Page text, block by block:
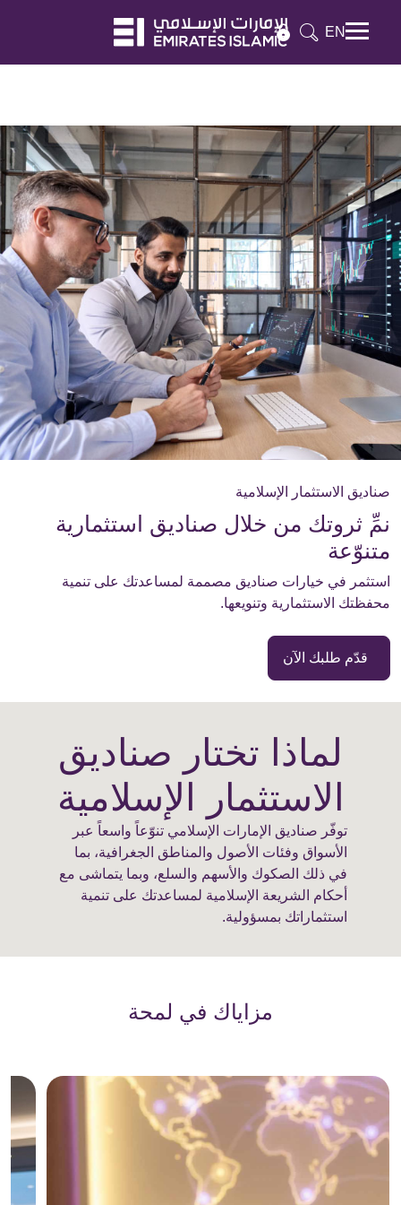
Mobile menu
EN
صناديق الاستثمار الإسلامية
نمِّ ثروتك من خلال صناديق استثمارية
متنوّعة
استثمر في خيارات صناديق مصممة لمساعدتك على تنمية
محفظتك الاستثمارية وتنويعها.
قدّم طلبك الآن
لماذا تختار صناديق
الاستثمار الإسلامية
توفّر صناديق الإمارات الإسلامي تنوّعاً واسعاً عبر
الأسواق وفئات الأصول والمناطق الجغرافية، بما
في ذلك الصكوك والأسهم والسلع، وبما يتماشى مع
أحكام الشريعة الإسلامية لمساعدتك على تنمية
استثماراتك بمسؤولية.
مزاياك في لمحة